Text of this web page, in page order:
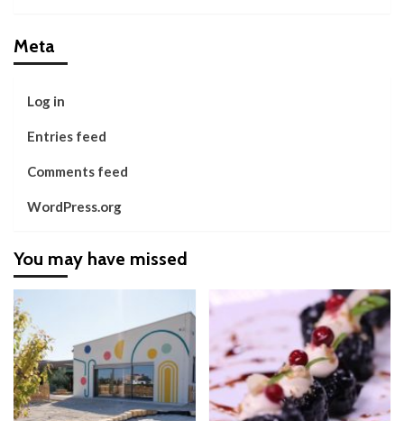
Meta
Log in
Entries feed
Comments feed
WordPress.org
You may have missed